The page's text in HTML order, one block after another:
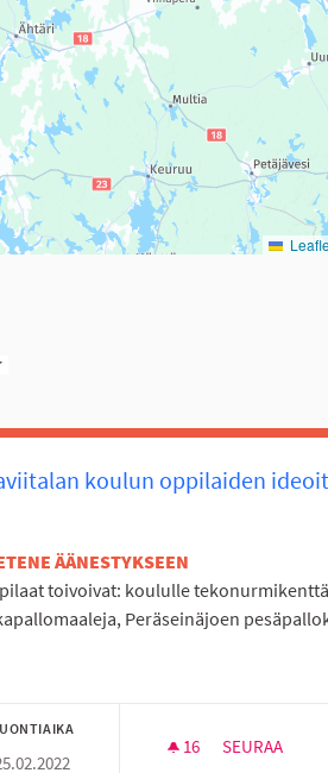
JA LÄHILIIKUNTAPAIKKA UUDELLE
koulun oppilaiden
ÄÄNESTYKSEEN
toivoivat: koululle
Peräseinäjoen
16 16 SEURAAJAA
SEURAA